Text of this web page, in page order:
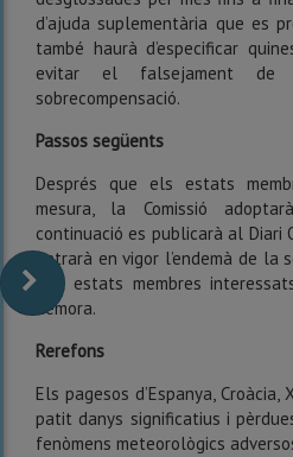
d’ajuda suplementària que es
també haurà d’especificar
evitar el falsejament
sobrecompensació.
Passos següents
Després que els estats
mesura, la Comissió
continuació es publicarà al Diari
entrarà en vigor l’endemà de la
cinc estats membres
demora.
Rerefons
Els pagesos d’Espanya,
patit danys significatius i
fenòmens meteorològics